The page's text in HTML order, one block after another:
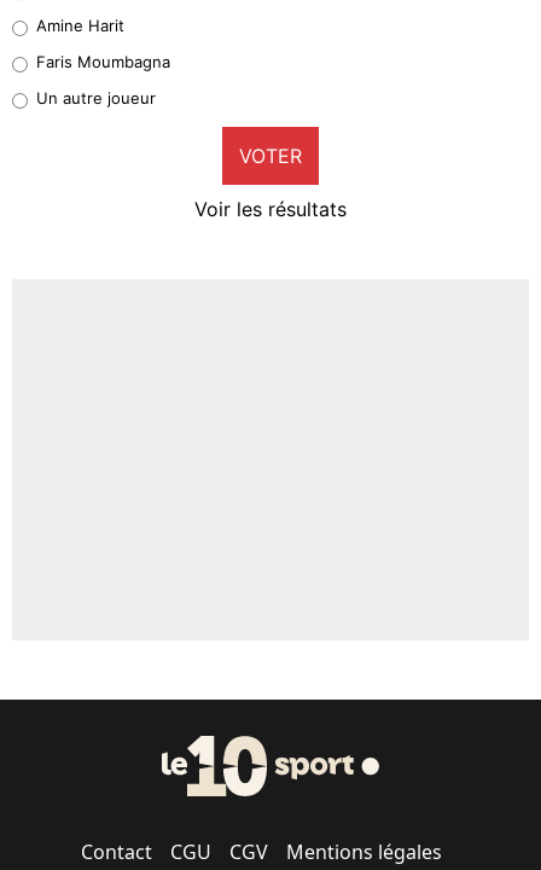
1%
9%
Amine Harit
Faris Moumbagna
Un autre joueur
VOTER
Voir les résultats
Contact CGU CGV Mentions légales